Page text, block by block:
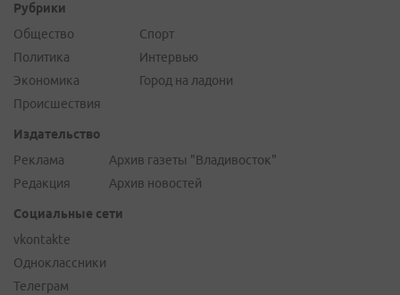
Рубрики
Общество
Политика
Экономика
Происшествия
Спорт
Интервью
Город на ладони
Издательство
Реклама
Редакция
Архив газеты "Владивосток"
Архив новостей
Социальные сети
vkontakte
Одноклассники
Телеграм